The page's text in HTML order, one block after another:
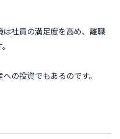
社員の満足度を高め、離職
の投資でもあるのです。